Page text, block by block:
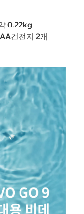
0.22kg
건전지 2개